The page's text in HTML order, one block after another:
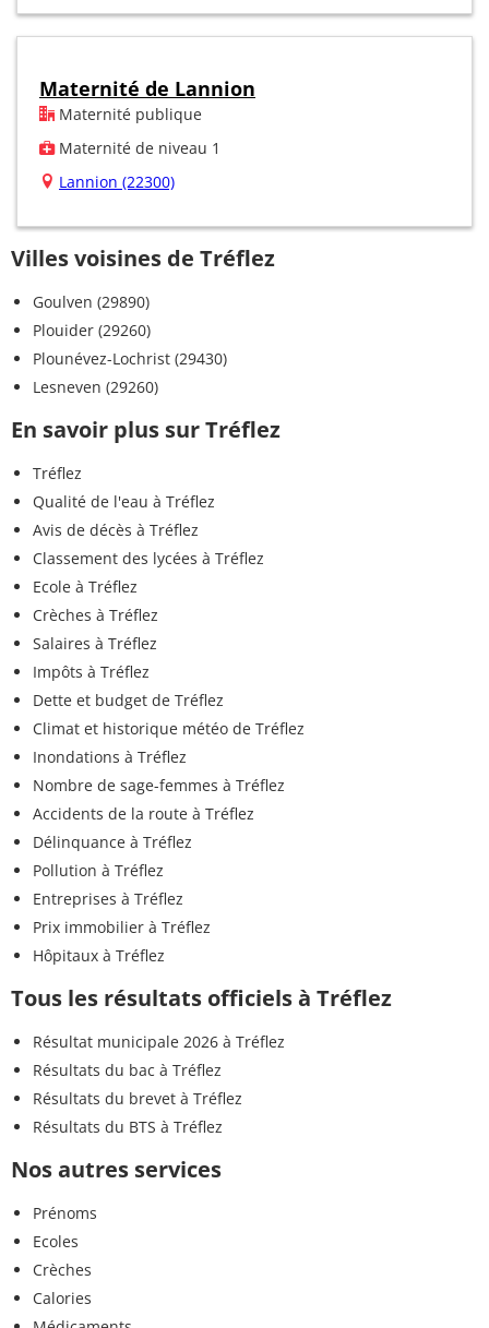
Maternité de Lannion
Maternité publique
Maternité de niveau 1
Lannion (22300)
Villes voisines de Tréflez
Goulven (29890)
Plouider (29260)
Plounévez-Lochrist (29430)
Lesneven (29260)
En savoir plus sur Tréflez
Tréflez
Qualité de l'eau à Tréflez
Avis de décès à Tréflez
Classement des lycées à Tréflez
Ecole à Tréflez
Crèches à Tréflez
Salaires à Tréflez
Impôts à Tréflez
Dette et budget de Tréflez
Climat et historique météo de Tréflez
Inondations à Tréflez
Nombre de sage-femmes à Tréflez
Accidents de la route à Tréflez
Délinquance à Tréflez
Pollution à Tréflez
Entreprises à Tréflez
Prix immobilier à Tréflez
Hôpitaux à Tréflez
Tous les résultats officiels à Tréflez
Résultat municipale 2026 à Tréflez
Résultats du bac à Tréflez
Résultats du brevet à Tréflez
Résultats du BTS à Tréflez
Nos autres services
Prénoms
Ecoles
Crèches
Calories